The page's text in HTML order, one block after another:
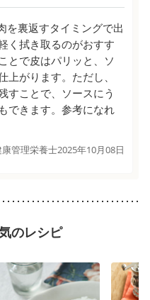
を裏返すタイミングで出
く拭き取るのがおすす
とで皮はパリッと、ソ
上がります。ただし、
すことで、ソースにう
できます。参考になれ
管理栄養士2025年10月08日
のレシピ